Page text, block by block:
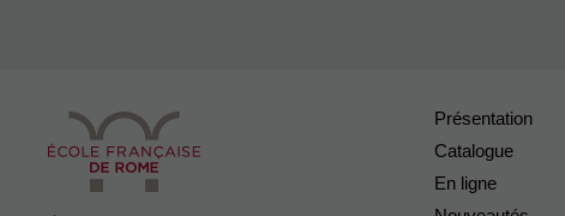
Présentation
Catalogue
En ligne